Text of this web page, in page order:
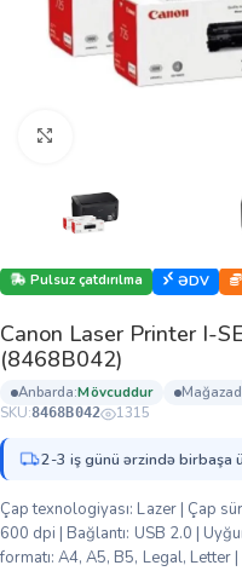
Pulsuz çatdırılma ƏDV
Canon Laser Printer I-
(8468B042)
anbarda: mövcuddur
SKU:8468B042 1315
2-3 iş günü ərzində birbaşa
Çap texnologiyası: Lazer | Çap
600 dpi | Bağlantı: USB 2.0 |
formatı: A4, A5, B5, Legal, Letter